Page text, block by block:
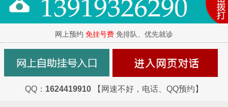
网上预约 免挂号费 免排队、优先就诊
QQ： 1624419910 【网速不好，电话、QQ预约】